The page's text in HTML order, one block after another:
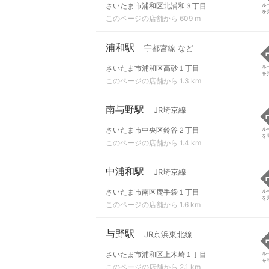
さいたま市浦和区北浦和３丁目
このページの店舗から 609 m
ル
を
浦和駅 宇都宮線 など
さいたま市浦和区高砂１丁目
このページの店舗から 1.3 km
ル
を
南与野駅 JR埼京線
さいたま市中央区鈴谷２丁目
このページの店舗から 1.4 km
ル
を
中浦和駅 JR埼京線
さいたま市南区鹿手袋１丁目
このページの店舗から 1.6 km
ル
を
与野駅 JR京浜東北線
さいたま市浦和区上木崎１丁目
このページの店舗から 2.1 km
ル
を